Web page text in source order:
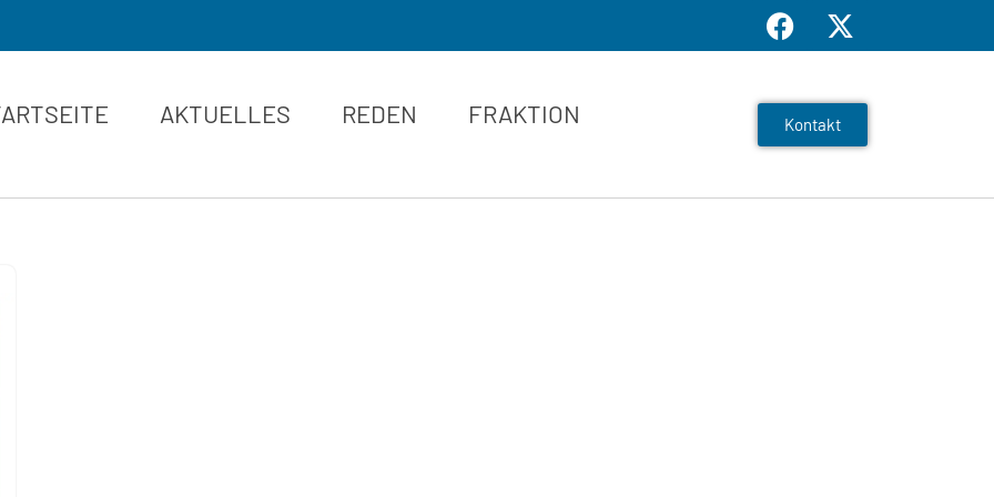
AKTUELLES REDEN FRAKTION Kontakt